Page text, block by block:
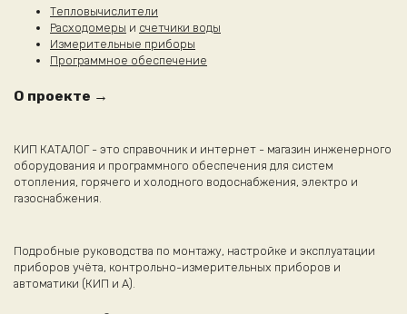
Тепловычислители
Расходомеры и счетчики воды
Измерительные приборы
Программное обеспечение
О проекте →
КИП КАТАЛОГ - это справочник и интернет - магазин инженерного
оборудования и программного обеспечения для систем
отопления, горячего и холодного водоснабжения, электро и
газоснабжения.
Подробные руководства по монтажу, настройке и эксплуатации
приборов учёта, контрольно-измерительных приборов и
автоматики (КИП и А).